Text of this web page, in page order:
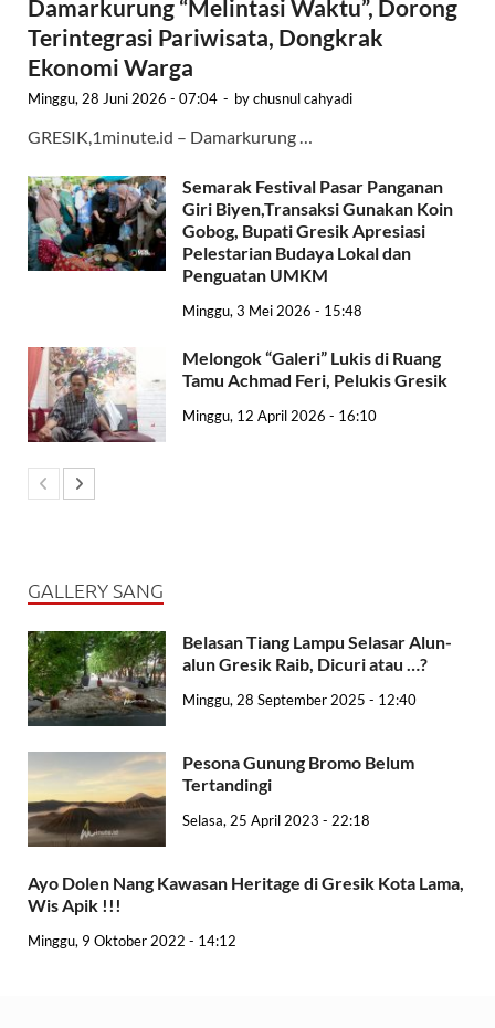
Damarkurung “Melintasi Waktu”, Dorong
Terintegrasi Pariwisata, Dongkrak
Ekonomi Warga
Minggu, 28 Juni 2026 - 07:04 - bychusnul cahyadi
GRESIK,1minute.id – Damarkurung …
Semarak Festival Pasar Panganan
Giri Biyen,Transaksi Gunakan Koin
Gobog, Bupati Gresik Apresiasi
Pelestarian Budaya Lokal dan
Penguatan UMKM
Minggu, 3 Mei 2026 - 15:48
Melongok “Galeri” Lukis di Ruang
Tamu Achmad Feri, Pelukis Gresik
Minggu, 12 April 2026 - 16:10
GALLERY SANG
Belasan Tiang Lampu Selasar Alun-
alun Gresik Raib, Dicuri atau …?
Minggu, 28 September 2025 - 12:40
Pesona Gunung Bromo Belum
Tertandingi
Selasa, 25 April 2023 - 22:18
Ayo Dolen Nang Kawasan Heritage di Gresik Kota Lama,
Wis Apik !!!
Minggu, 9 Oktober 2022 - 14:12